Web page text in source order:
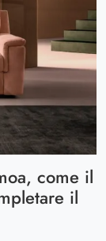
come il
il